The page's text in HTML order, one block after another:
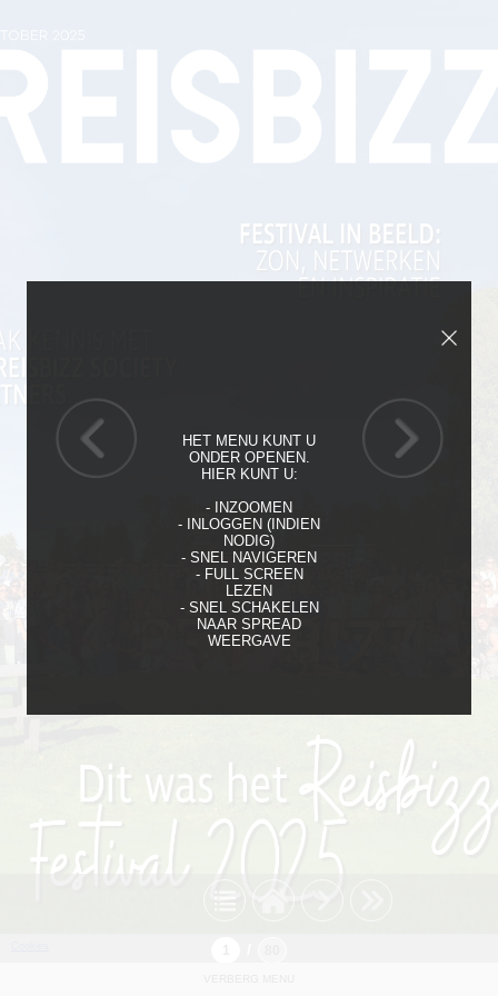
HET MENU KUNT U
ONDER OPENEN.
HIER KUNT U:
- INZOOMEN
- INLOGGEN (INDIEN
NODIG)
- SNEL NAVIGEREN
- FULL SCREEN
LEZEN
- SNEL SCHAKELEN
NAAR SPREAD
WEERGAVE